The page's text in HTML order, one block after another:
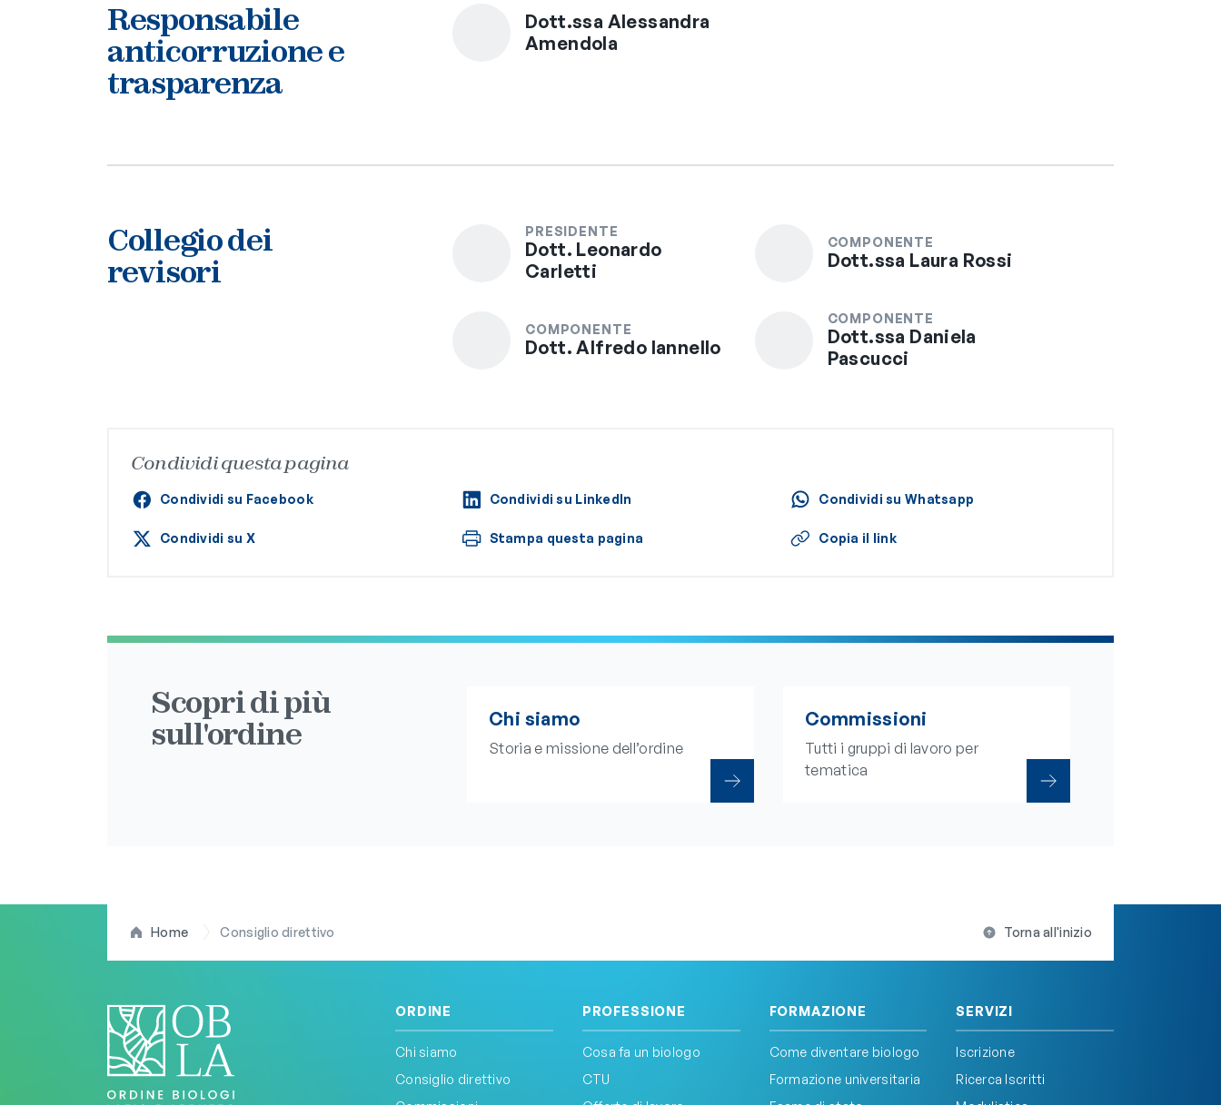
Responsabile
anticorruzione e
trasparenza
Dott.ssa Alessandra
Amendola
Collegio dei
revisori
PRESIDENTE
Dott. Leonardo
Carletti
COMPONENTE
Dott.ssa Laura Rossi
COMPONENTE
Dott. Alfredo Iannello
COMPONENTE
Dott.ssa Daniela
Pascucci
Condividi questa pagina
Condividi su Facebook Condividi su LinkedIn Condividi su Whatsapp
Condividi su X Stampa questa pagina Copia il link
Scopri di più
sull'ordine
Chi siamo
Storia e missione dell’ordine
Commissioni
Tutti i gruppi di lavoro per
tematica
Home Consiglio direttivo Torna all'inizio
ORDINE
Chi siamo
Consiglio direttivo
PROFESSIONE
Cosa fa un biologo
CTU
FORMAZIONE
Come diventare biologo
Formazione universitaria
SERVIZI
Iscrizione
Ricerca Iscritti